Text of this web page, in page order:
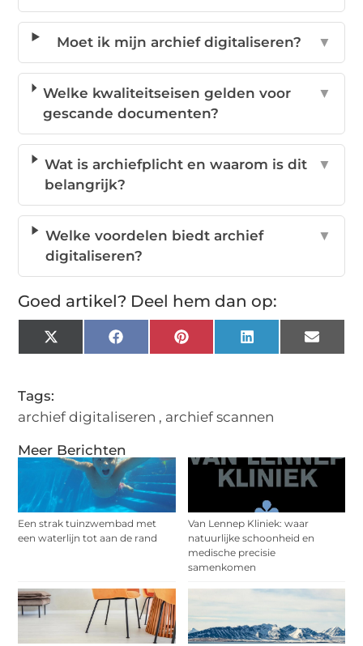
Meer Berichten
Een strak tuinzwembad met
een waterlijn tot aan de rand
Van Lennep Kliniek: waar
natuurlijke schoonheid en
medische precisie
samenkomen
Moet ik mijn archief digitaliseren? ▼
Welke kwaliteitseisen gelden voor
gescande documenten?
▼
Wat is archiefplicht en waarom is dit
belangrijk?
▼
Welke voordelen biedt archief
digitaliseren?
▼
Goed artikel? Deel hem dan op:
X
(Twitter)
FacebookPinterestLinkedInEmail
Tags:
archief digitaliseren , archief scannen